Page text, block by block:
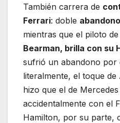
También carrera de
Ferrari: doble
mientras que el piloto
Bearman, brilla con su
sufrió un abandono por
literalmente, el toque
hizo que el de
accidentalmente con el
Hamilton, por su parte,